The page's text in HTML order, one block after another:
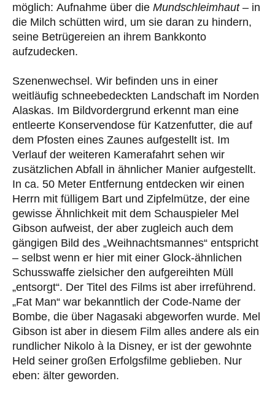
möglich: Aufnahme über die Mundschleimhaut– in
die Milch schütten wird, um sie daran zu hindern,
seine Betrügereien an ihrem Bankkonto
aufzudecken.
Szenenwechsel. Wir befinden uns in einer
weitläufig schneebedeckten Landschaft im Norden
Alaskas. Im Bildvordergrund erkennt man eine
entleerte Konservendose für Katzenfutter, die auf
dem Pfosten eines Zaunes aufgestellt ist. Im
Verlauf der weiteren Kamerafahrt sehen wir
zusätzlichen Abfall in ähnlicher Manier aufgestellt.
In ca. 50 Meter Entfernung entdecken wir einen
Herrn mit fülligem Bart und Zipfelmütze, der eine
gewisse Ähnlichkeit mit dem Schauspieler Mel
Gibson aufweist, der aber zugleich auch dem
gängigen Bild des „Weihnachtsmannes“ entspricht
– selbst wenn er hier mit einer Glock-ähnlichen
Schusswaffe zielsicher den aufgereihten Müll
„entsorgt“. Der Titel des Films ist aber irreführend.
„Fat Man“ war bekanntlich der Code-Name der
Bombe, die über Nagasaki abgeworfen wurde. Mel
Gibson ist aber in diesem Film alles andere als ein
rundlicher Nikolo à la Disney, er ist der gewohnte
Held seiner großen Erfolgsfilme geblieben. Nur
eben: älter geworden.